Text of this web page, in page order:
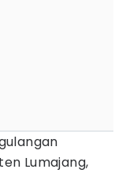
Lumajang,